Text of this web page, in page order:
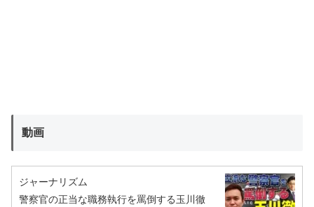
動画
ジャーナリズム
警察官の正当な職務執行を罵倒する玉川徹